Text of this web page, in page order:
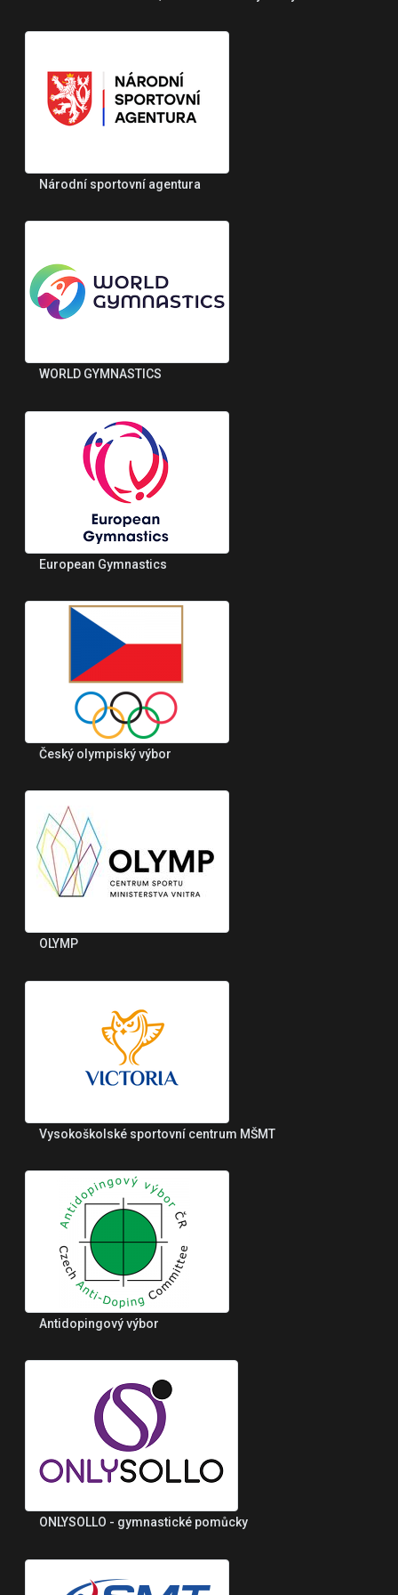
Národní sportovní agentura
WORLD GYMNASTICS
European Gymnastics
Český olympiský výbor
OLYMP
Vysokoškolské sportovní centrum MŠMT
Antidopingový výbor
ONLYSOLLO - gymnastické pomůcky